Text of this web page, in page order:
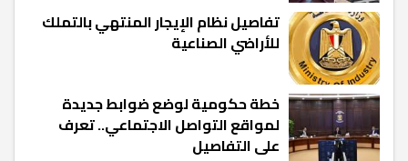
تفاصيل نظام الإيجار المنتهي بالتملك
للأراضي الصناعية
خطة حكومية لوضع ضوابط جديدة
لمواقع التواصل الاجتماعي.. تعرف
على التفاصيل